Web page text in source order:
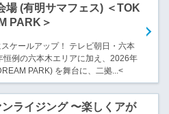
場 (有明サマフェス) ＜TOK
PARK＞
ケールアップ！ テレビ朝日・六本
例の六本木エリアに加え、2026年
PARK) を舞台に、二拠...<
ライジング 〜楽しくアが